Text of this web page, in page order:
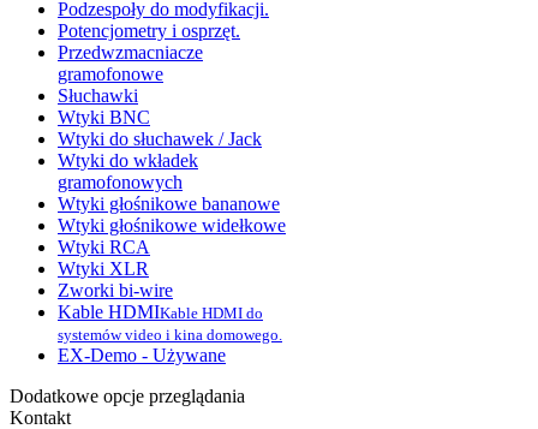
Podzespoły do modyfikacji.
Potencjometry i osprzęt.
Przedwzmacniacze
gramofonowe
Słuchawki
Wtyki BNC
Wtyki do słuchawek / Jack
Wtyki do wkładek
gramofonowych
Wtyki głośnikowe bananowe
Wtyki głośnikowe widełkowe
Wtyki RCA
Wtyki XLR
Zworki bi-wire
Kable HDMIKable HDMI do
systemów video i kina domowego.
EX-Demo - Używane
Dodatkowe opcje przeglądania
Kontakt